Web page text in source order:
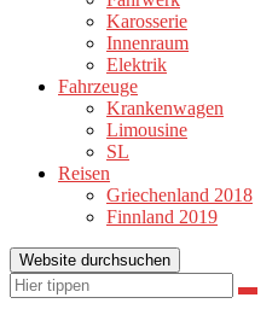
Karosserie
Innenraum
Elektrik
Fahrzeuge
Krankenwagen
Limousine
SL
Reisen
Griechenland 2018
Finnland 2019
Website durchsuchen
Suchen
nach: